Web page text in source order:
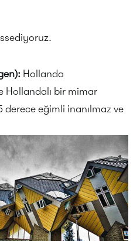
Hollanda
Hollandalı bir mimar
eğimli inanılmaz ve